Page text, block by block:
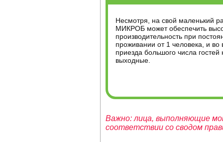
Несмотря, на свой маленький
МИКРОБ может обеспечить
производительность при
проживании от 1 человека, и во
приезда большого числа гостей
выходные.
Важно: лица, выполняющие
соответствии со сводом